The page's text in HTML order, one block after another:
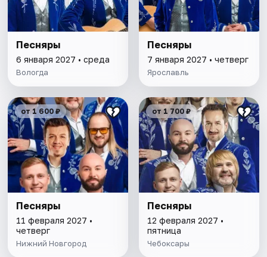
Песняры
6 января 2027 • среда
Вологда
Песняры
7 января 2027 • четверг
Ярославль
от 1 600 ₽
Песняры
11 февраля 2027 •
четверг
Нижний Новгород
от 1 700 ₽
Песняры
12 февраля 2027 •
пятница
Чебоксары